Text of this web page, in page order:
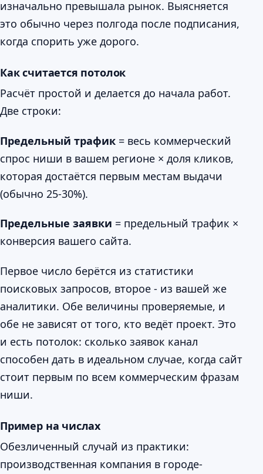
изначально превышала рынок. Выясняется
это обычно через полгода после подписания,
когда спорить уже дорого.
Как считается потолок
Расчёт простой и делается до начала работ.
Две строки:
Предельный трафик = весь коммерческий
спрос ниши в вашем регионе × доля кликов,
которая достаётся первым местам выдачи
(обычно 25-30%).
Предельные заявки = предельный трафик ×
конверсия вашего сайта.
Первое число берётся из статистики
поисковых запросов, второе - из вашей же
аналитики. Обе величины проверяемые, и
обе не зависят от того, кто ведёт проект. Это
и есть потолок: сколько заявок канал
способен дать в идеальном случае, когда сайт
стоит первым по всем коммерческим фразам
ниши.
Пример на числах
Обезличенный случай из практики:
производственная компания в городе-